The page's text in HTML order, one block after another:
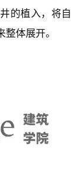
的植入，将自
体展开。